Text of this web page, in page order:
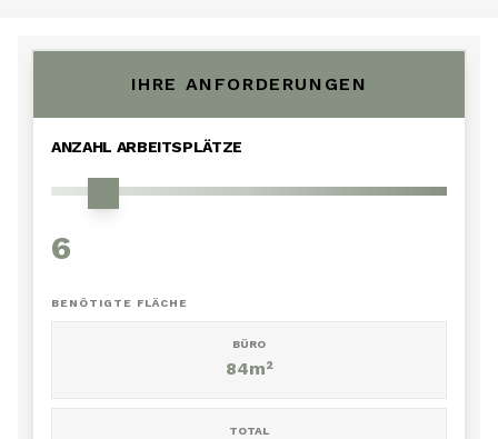
IHRE ANFORDERUNGEN
ANZAHL ARBEITSPLÄTZE
6
BENÖTIGTE FLÄCHE
BÜRO
84m²
TOTAL